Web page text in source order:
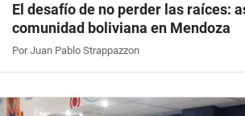
El desafío de no perder las raíces:
comunidad boliviana en Mendoza
Por Juan Pablo Strappazzon